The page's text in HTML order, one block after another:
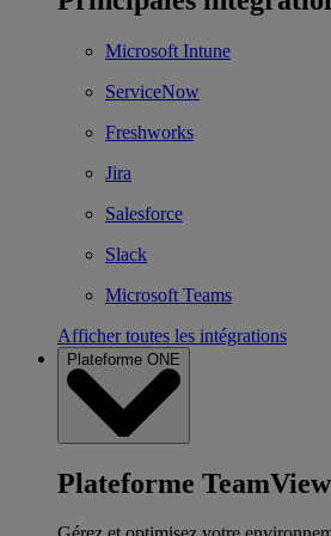
Microsoft Intune
ServiceNow
Freshworks
Jira
Salesforce
Slack
Microsoft Teams
Afficher toutes les intégrations
Plateforme ONE
Plateforme